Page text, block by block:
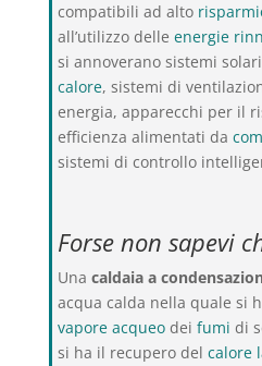
compatibili ad alto
all’utilizzo delle energie
si annoverano sistemi
calore, sistemi di
energia, apparecchi per il
efficienza alimentati da
sistemi di controllo
Forse non sapevi
Una caldaia a
acqua calda nella quale si
vapore acqueodei fumi di
si ha il recupero del calore